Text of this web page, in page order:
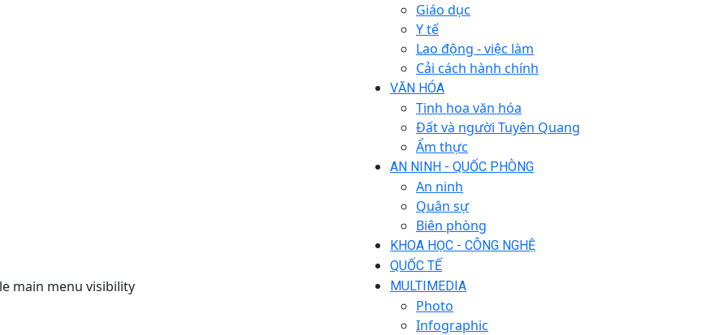
main menu visibility
Giáo dục
Y tế
Lao động - việc làm
Cải cách hành chính
VĂN HÓA
Tinh hoa văn hóa
Đất và người Tuyên Quang
Ẩm thực
AN NINH - QUỐC PHÒNG
An ninh
Quân sự
Biên phòng
KHOA HỌC - CÔNG NGHỆ
QUỐC TẾ
MULTIMEDIA
Photo
Infographic